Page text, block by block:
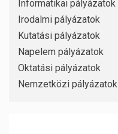
Informatikai pályázatok
Irodalmi pályázatok
Kutatási pályázatok
Napelem pályázatok
Oktatási pályázatok
Nemzetközi pályázatok